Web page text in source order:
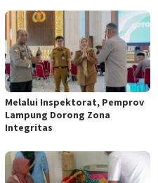
Melalui Inspektorat, Pemprov
Lampung Dorong Zona
Integritas